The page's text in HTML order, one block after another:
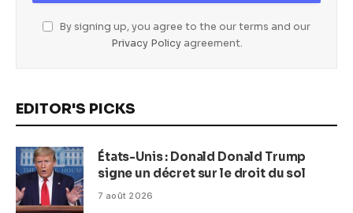
By signing up, you agree to the our terms and our
Privacy Policyagreement.
EDITOR'S PICKS
États-Unis : Donald Donald Trump
signe un décret sur le droit du sol
7 août 2026